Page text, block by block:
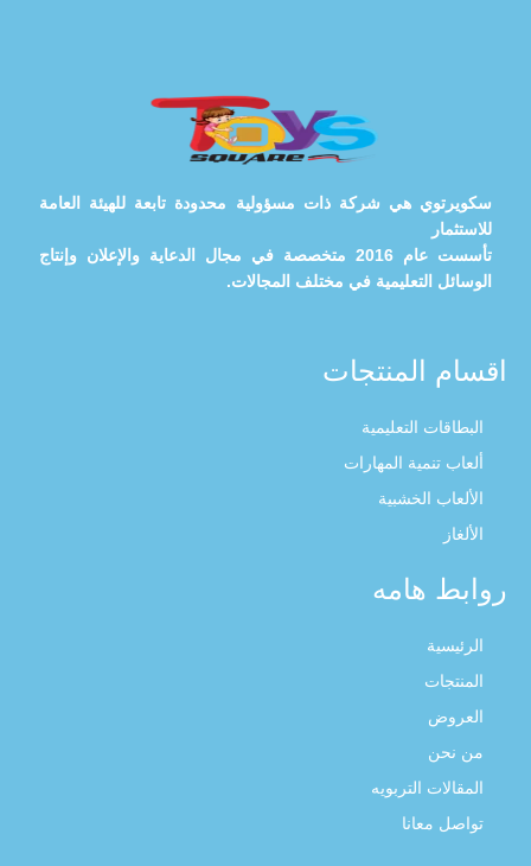
سكويرتوي هي شركة ذات مسؤولية محدودة تابعة للهيئة العامة
للاستثمار
تأسست عام 2016 متخصصة في مجال الدعاية والإعلان وإنتاج
الوسائل التعليمية في مختلف المجالات.
اقسام المنتجات
البطاقات التعليمية
ألعاب تنمية المهارات
الألعاب الخشبية
الألغاز
روابط هامه
الرئيسية
المنتجات
العروض
من نحن
المقالات التربويه
تواصل معانا